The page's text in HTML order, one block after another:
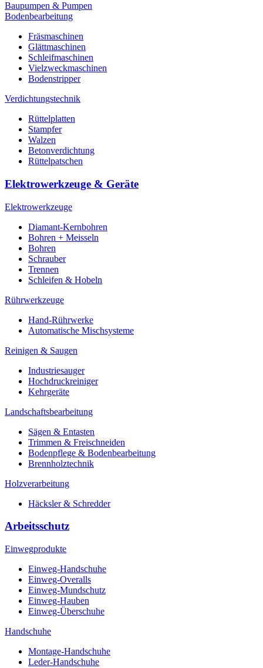
Baupumpen & Pumpen
Bodenbearbeitung
Fräsmaschinen
Glättmaschinen
Schleifmaschinen
Vielzweckmaschinen
Bodenstripper
Verdichtungstechnik
Rüttelplatten
Stampfer
Walzen
Betonverdichtung
Rüttelpatschen
Elektrowerkzeuge & Geräte
Elektrowerkzeuge
Diamant-Kernbohren
Bohren + Meisseln
Bohren
Schrauber
Trennen
Schleifen & Hobeln
Rührwerkzeuge
Hand-Rührwerke
Automatische Mischsysteme
Reinigen & Saugen
Industriesauger
Hochdruckreiniger
Kehrgeräte
Landschaftsbearbeitung
Sägen & Entasten
Trimmen & Freischneiden
Bodenpflege & Bodenbearbeitung
Brennholztechnik
Holzverarbeitung
Häcksler & Schredder
Arbeitsschutz
Einwegprodukte
Einweg-Handschuhe
Einweg-Overalls
Einweg-Mundschutz
Einweg-Hauben
Einweg-Überschuhe
Handschuhe
Montage-Handschuhe
Leder-Handschuhe